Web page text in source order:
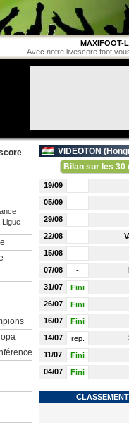
MAXIFOOT-
Avec notre livescore foot
Ligue
VIDEOTON (
Bilan sur les
19/09 -
05/09 -
29/08 -
22/08 -
15/08 -
07/08 -
31/07 Fini
26/07 Fini
16/07 Fini
14/07 rep.
11/07 Fini
04/07 Fini